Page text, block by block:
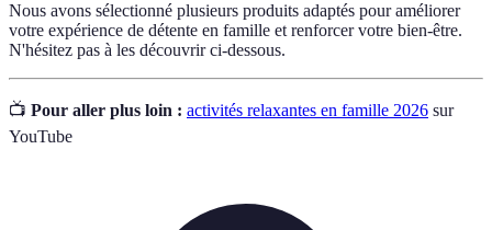
Nous avons sélectionné plusieurs produits adaptés pour améliorer
votre expérience de détente en famille et renforcer votre bien-être.
N'hésitez pas à les découvrir ci-dessous.
📺 Pour aller plus loin : activités relaxantes en famille 2026 sur
YouTube